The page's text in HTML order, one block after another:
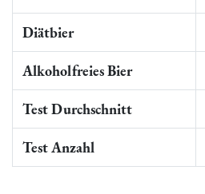
Diätbier
Alkoholfreies Bier
Test Durchschnitt
Test Anzahl